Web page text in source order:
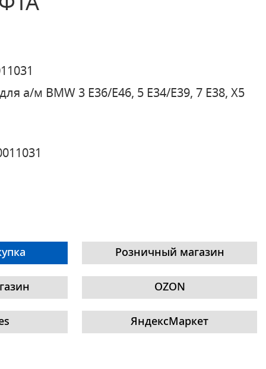
для а/м BMW 3 E36/E46, 5 E34/E39, 7 E38, X5
Розничный магазин
OZON
ЯндексМаркет